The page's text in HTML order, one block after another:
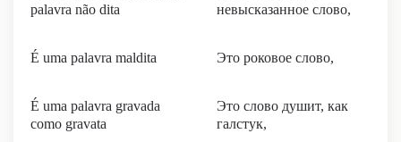
palavra não dita
невысказанное слово,
É uma palavra maldita Это роковое слово,
É uma palavra gravada
como gravata
Это слово душит, как
галстук,